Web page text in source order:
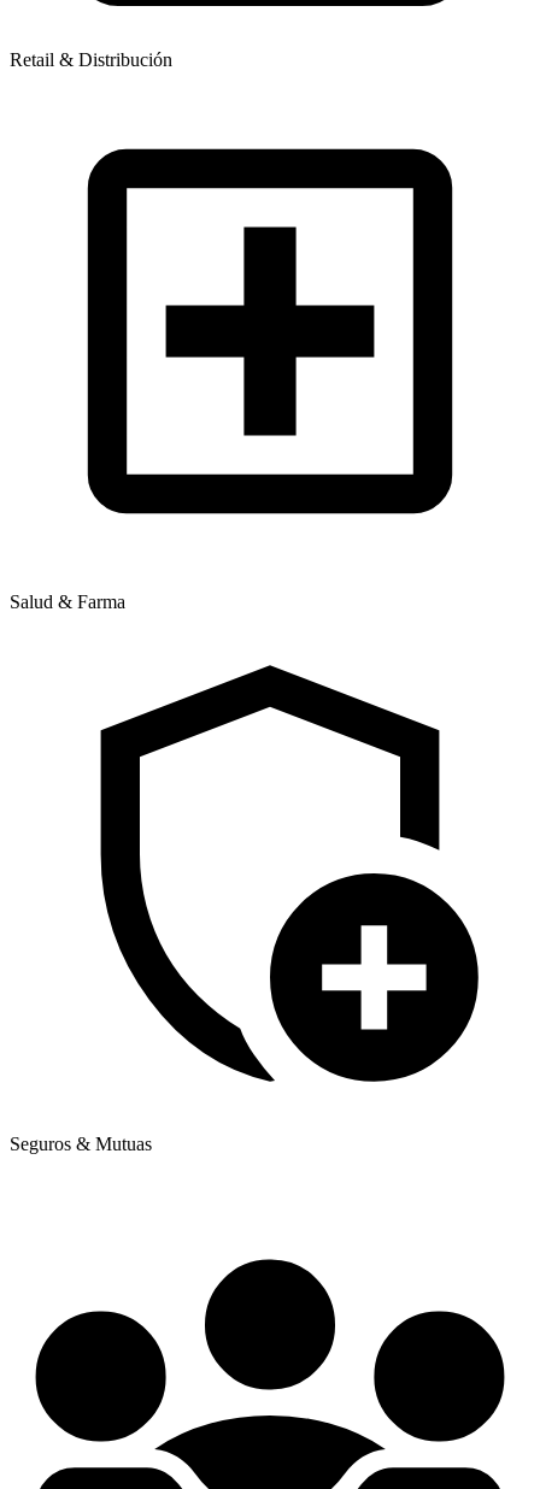
Retail & Distribución
Salud & Farma
Seguros & Mutuas